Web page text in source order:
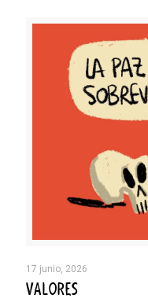
17 junio, 2026
VALORES